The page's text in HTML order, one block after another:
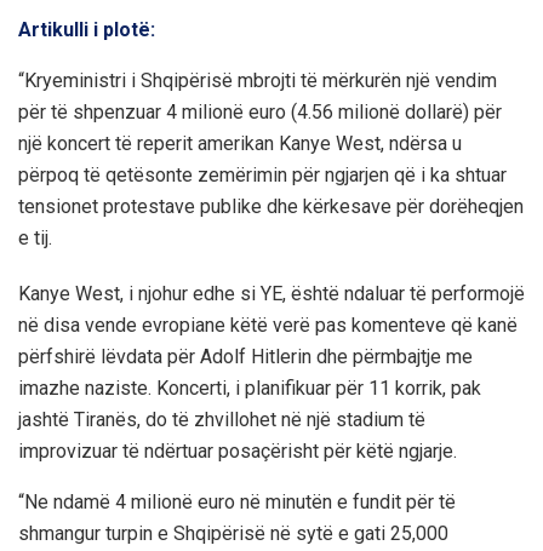
Artikulli i plotë:
“Kryeministri i Shqipërisë mbrojti të mërkurën një vendim
për të shpenzuar 4 milionë euro (4.56 milionë dollarë) për
një koncert të reperit amerikan Kanye West, ndërsa u
përpoq të qetësonte zemërimin për ngjarjen që i ka shtuar
tensionet protestave publike dhe kërkesave për dorëheqjen
e tij.
Kanye West, i njohur edhe si YE, është ndaluar të performojë
në disa vende evropiane këtë verë pas komenteve që kanë
përfshirë lëvdata për Adolf Hitlerin dhe përmbajtje me
imazhe naziste. Koncerti, i planifikuar për 11 korrik, pak
jashtë Tiranës, do të zhvillohet në një stadium të
improvizuar të ndërtuar posaçërisht për këtë ngjarje.
“Ne ndamë 4 milionë euro në minutën e fundit për të
shmangur turpin e Shqipërisë në sytë e gati 25,000